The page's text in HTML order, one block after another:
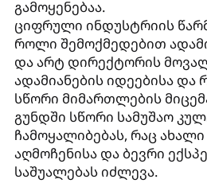
გამოყენებაა.
ციფრული ინდუსტრიის
როლი შემოქმედებით
და არტ დირექტორის
ადამიანების იდეებისა და
სწორი მიმართლების
გუნდში სწორი სამუშაო
ჩამოყალიბებას, რაც
აღმოჩენისა და ბევრი
საშუალებას იძლევა.